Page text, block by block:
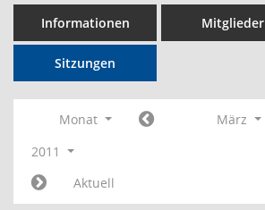
Informationen Mitglieder
Sitzungen
Monat
März
2011
Aktuell